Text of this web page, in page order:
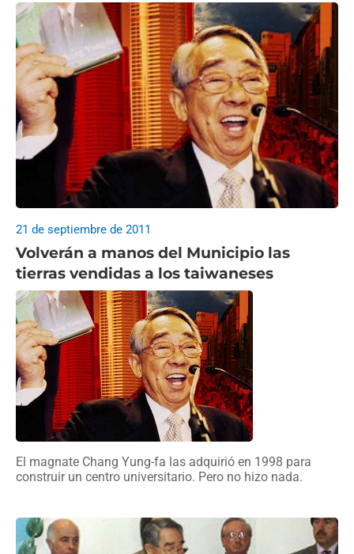
Volverán a manos del Municipio las
tierras vendidas a los taiwaneses
21 de septiembre de 2011
El magnate Chang Yung-fa las adquirió en 1998 para
construir un centro universitario. Pero no hizo nada.